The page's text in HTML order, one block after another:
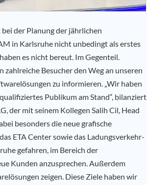
der Planung der jährlichen
in Karlsruhe nicht unbedingt als erstes
es nicht bereut. Im Gegenteil.
Besucher den Weg an unseren
zu informieren. „Wir haben
Publikum am Stand“, bilanziert
der mit seinem Kollegen Salih Cil, Head
besonders die neue grafische
ETA Center sowie das Ladungsverkehr-
gefahren, im Bereich der
Kunden anzusprechen. Außerdem
zeigen. Diese Ziele haben wir